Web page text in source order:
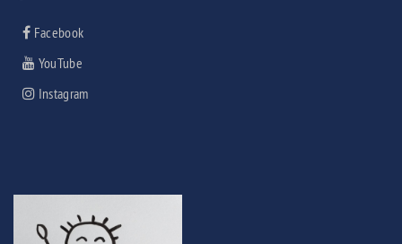
Facebook
YouTube
Instagram